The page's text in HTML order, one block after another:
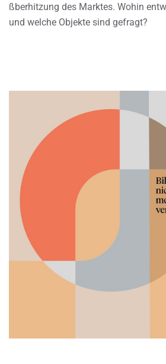
ßberhitzung des Marktes. Wohin
und welche Objekte sind gefragt?